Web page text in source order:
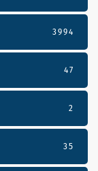
3994
47
2
35